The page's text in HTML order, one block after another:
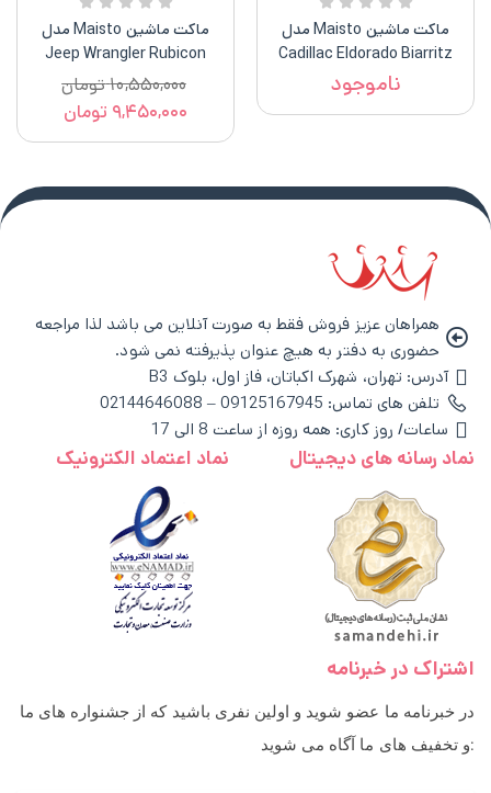
ماکت ماشین Maisto مدل
Cadillac Eldorado Biarritz
1959
ناموجود
ماکت ماشین Maisto مدل
Jeep Wrangler Rubicon
۱۰,۵۵۰,۰۰۰تومان
۹,۴۵۰,۰۰۰ تومان
همراهان عزیز فروش فقط به صورت آنلاین می باشد لذا مراجعه
حضوری به دفتر به هیچ عنوان پذیرفته نمی شود.
آدرس: تهران، شهرک اکباتان، فاز اول، بلوک B3
تلفن های تماس: 09125167945 – 02144646088
ساعات/ روز کاری: همه روزه از ساعت 8 الی 17
نماد رسانه های دیجیتال نماد اعتماد الکترونیک
اشتراک در خبرنامه
در خبرنامه ما عضو شوید و اولین نفری باشید که از جشنواره های ما
و تخفیف های ما آگاه می شوید: